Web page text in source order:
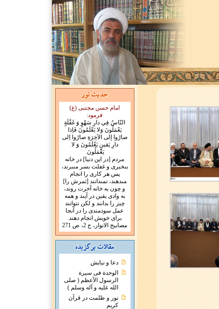
امام حسن مجتبی (ع)
فرمود:
النّاسُ فِي دارِ سَهْوٍ وَ غَفْلَةٍ
يَعْمَلُونَ وَلا يَعْلَمُونَ فَاِذا
صارُوا إلى الآخِرَةِ صارُوا اِلى
دارِ يَقينٍ يَعْلَمُونَ وَ لا
يَعْمَلُونَ.
مردم [در اين دنيا] در خانه
بى‏خبرى و غفلت بسر مى‏برند،
پس هر كارى را انجام
مى‏دهند، نمى‏دانند [ثمرش را]
و چون به خانه آخرت روند،
به وادى يقين در آيند و همه
چيز را بدانند و لكن نتوانند
عمل سودمندى را در آنجا
براى خويش انجام دهند.
مصابيح الانوار، ج 2، ص 271
دعا و نیایش
الوحدة فی سیرة
الرسول الأعظم ( صلی
الله علیه و آله وسلم )
نور و ظلمت در قرآن
کریم